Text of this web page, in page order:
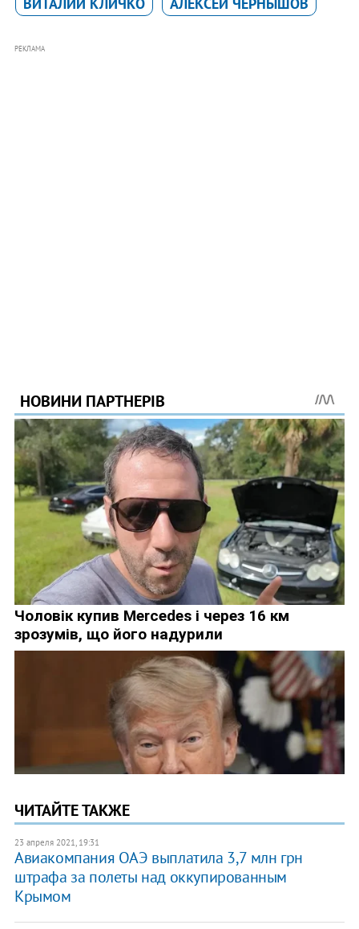
ВИТАЛИЙ КЛИЧКО АЛЕКСЕЙ ЧЕРНЫШОВ
РЕКЛАМА
ЧИТАЙТЕ ТАКЖЕ
23 апреля 2021, 19:31
Авиакомпания ОАЭ выплатила 3,7 млн грн
штрафа за полеты над оккупированным
Крымом